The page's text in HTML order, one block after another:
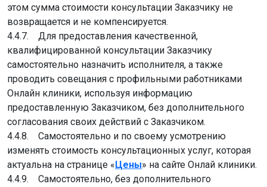
этом сумма стоимости консультации Заказчику не
возвращается и не компенсируется.
4.4.7. Для предоставления качественной,
квалифицированной консультации Заказчику
самостоятельно назначить исполнителя, а также
проводить совещания с профильными работниками
Онлайн клиники, используя информацию
предоставленную Заказчиком, без дополнительного
согласования своих действий с Заказчиком.
4.4.8. Самостоятельно и по своему усмотрению
изменять стоимость консультационных услуг, которая
актуальна на странице «Цены» на сайте Онлай клиники.
4.4.9. Самостоятельно, без дополнительного